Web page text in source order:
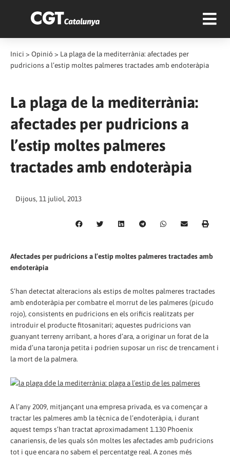
Inici > Opinió > La plaga de la mediterrània: afectades per
pudricions a l’estip moltes palmeres tractades amb endoteràpia
La plaga de la mediterrània:
afectades per pudricions a
l’estip moltes palmeres
tractades amb endoteràpia
Dijous, 11 juliol, 2013
Afectades per pudricions a l’estip moltes palmeres tractades amb
endoteràpia
S’han detectat alteracions als estips de moltes palmeres tractades
amb endoteràpia per combatre el morrut de les palmeres (picudo
rojo), consistents en pudricions en els orificis realitzats per
introduir el producte fitosanitari; aquestes pudricions van
guanyant terreny arribant, a hores d’ara, a originar un forat de la
mida d’una taronja petita i podrien suposar un risc de trencament i
la mort de la palmera.
A l’any 2009, mitjançant una empresa privada, es va començar a
tractar les palmeres amb la tècnica de l’endoteràpia, i durant
aquest temps s’han tractat aproximadament 1.130 Phoenix
canariensis, de les quals són moltes les afectades amb pudricions
tot i que encara no sabem el percentatge real. A zones més